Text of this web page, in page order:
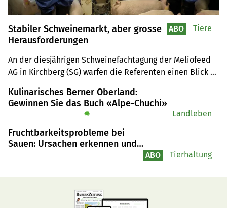
Stabiler Schweinemarkt, aber grosse
Herausforderungen
An der diesjährigen Schweinefachtagung der Meliofeed
AG in Kirchberg (SG) warfen die Referenten einen Blick
internationalen Märkte, sondern auch Künstliche
Intelligenz.
ABO Tiere
Kulinarisches Berner Oberland:
Gewinnen Sie das Buch «Alpe-Chuchi»
✹ Landleben
Fruchtbarkeitsprobleme bei
Sauen: Ursachen erkennen und
ABO Tierhaltung